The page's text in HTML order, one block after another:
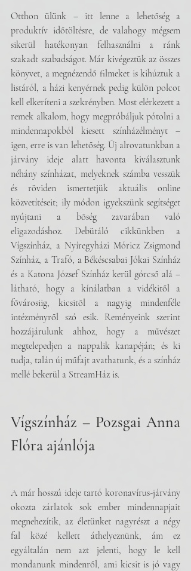
Otthon ülünk – itt lenne a lehetőség a
produktív időtöltésre, de valahogy mégsem
sikerül hatékonyan felhasználni a ránk
szakadt szabadságot. Már kivégeztük az összes
könyvet, a megnézendő filmeket is kihúztuk a
listáról, a házi kenyérnek pedig külön polcot
kell elkeríteni a szekrényben. Most elérkezett a
remek alkalom, hogy megpróbáljuk pótolni a
mindennapokból kiesett színházélményt –
igen, erre is van lehetőség. Új alrovatunkban a
járvány ideje alatt havonta kiválasztunk
néhány színházat, melyeknek számba vesszük
és röviden ismertetjük aktuális online
közvetítéseit; ily módon igyekszünk segítséget
nyújtani a bőség zavarában való
eligazodáshoz. Debütáló cikkünkben a
Vígszínház, a Nyíregyházi Móricz Zsigmond
Színház, a Trafó, a Békéscsabai Jókai Színház
és a Katona József Színház kerül górcső alá –
látható, hogy a kínálatban a vidékitől a
fővárosiig, kicsitől a nagyig mindenféle
intézményről szó esik. Reményeink szerint
hozzájárulunk ahhoz, hogy a művészet
megtelepedjen a nappalik kanapéján; és ki
tudja, talán új műfajt avathatunk, és a színház
mellé bekerül a StreamHáz is.
Vígszínház – Pozsgai Anna
Flóra ajánlója
A már hosszú ideje tartó koronavírus-járvány
okozta zárlatok sok ember mindennapjait
megnehezítik, az életünket nagyrészt a négy
fal közé kellett áthelyeznünk, ám ez
egyáltalán nem azt jelenti, hogy le kell
mondanunk mindenről, ami kicsit is jó vagy